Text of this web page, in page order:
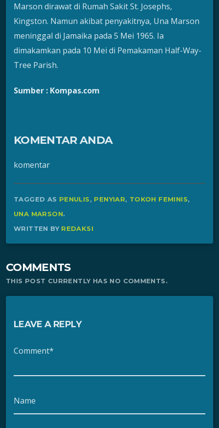
Marson dirawat di Rumah Sakit St. Josephs,
Kingston. Namun akibat penyakitnya, Una Marson
meninggal di Jamaika pada 5 Mei 1965. Ia
dimakamkan pada 10 Mei di Pemakaman Half-Way-
Tree Parish.
Sumber : Kompas.com
KOMENTAR ANDA
komentar
TAGGED AS PENULIS, PENYIAR, TOKOH FEMINIS,
UNA MARSON.
WRITTEN BY REDAKSI
COMMENTS
THIS POST CURRENTLY HAS NO COMMENTS.
LEAVE A REPLY
Comment*
Name